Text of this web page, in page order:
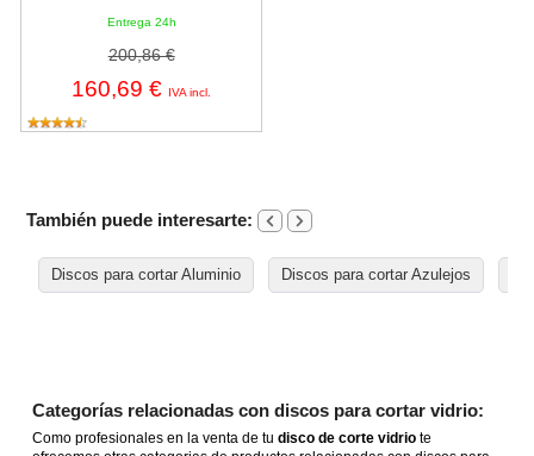
Entrega 24h
200,86 €
160,69 € IVA incl.
También puede interesarte:
Discos para cortar Aluminio Discos para cortar Azulejos
Categorías relacionadas con discos para cortar vidrio:
Como profesionales en la venta de tudisco de corte vidrio te